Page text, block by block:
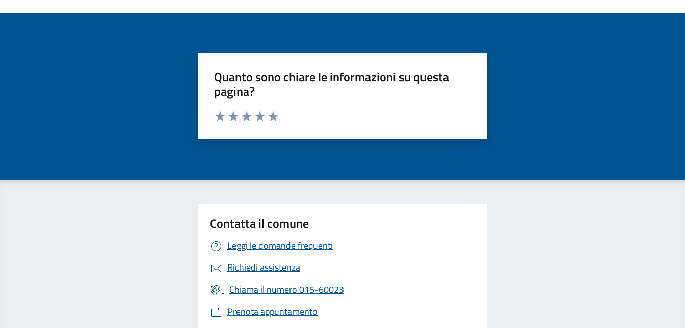
Quanto sono chiare le informazioni su questa
pagina?
Valuta da 1 a 5 stelle la pagina
Contatta il comune
Leggi le domande frequenti
Richiedi assistenza
Chiama il numero 015-60023
Prenota appuntamento